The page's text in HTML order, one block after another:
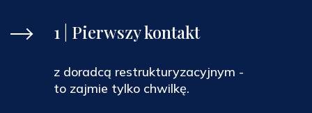
1 | Pierwszy kontakt
z doradcą restrukturyzacyjnym -
to zajmie tylko chwilkę.